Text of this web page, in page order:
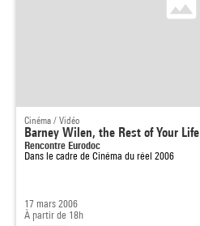
Cinéma / Vidéo
Barney Wilen, the Rest of Your Life
Rencontre Eurodoc
Dans le cadre de Cinéma du réel 2006
17 mars 2006
À partir de 18h